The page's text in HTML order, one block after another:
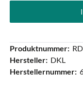
Produktnummer:
Hersteller: DKL
Herstellernummer: